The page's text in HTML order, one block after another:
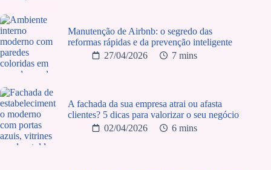
Manutenção de Airbnb: o segredo das
reformas rápidas e da prevenção inteligente
27/04/2026
7 mins
A fachada da sua empresa atrai ou afasta
clientes? 5 dicas para valorizar o seu negócio
02/04/2026
6 mins